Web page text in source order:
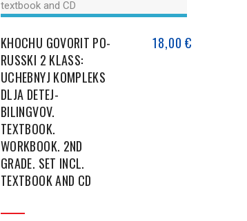
KHOCHU GOVORIT PO-
RUSSKI 2 KLASS:
UCHEBNYJ KOMPLEKS
DLJA DETEJ-
BILINGVOV.
TEXTBOOK.
WORKBOOK. 2ND
GRADE. SET INCL.
TEXTBOOK AND CD
18,00€